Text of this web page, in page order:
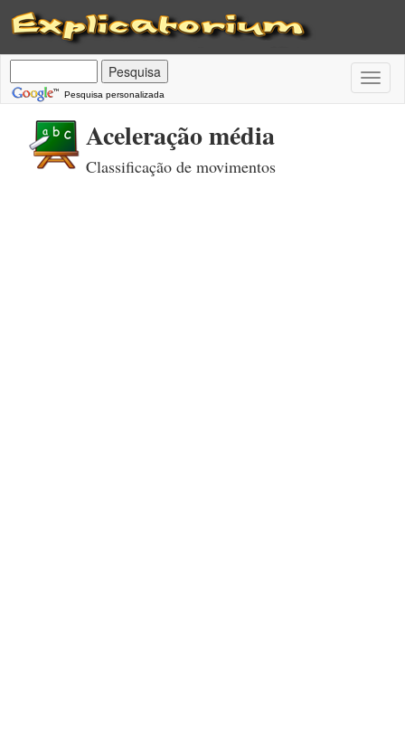
Pesquisa personalizada
Aceleração média
Classificação de movimentos